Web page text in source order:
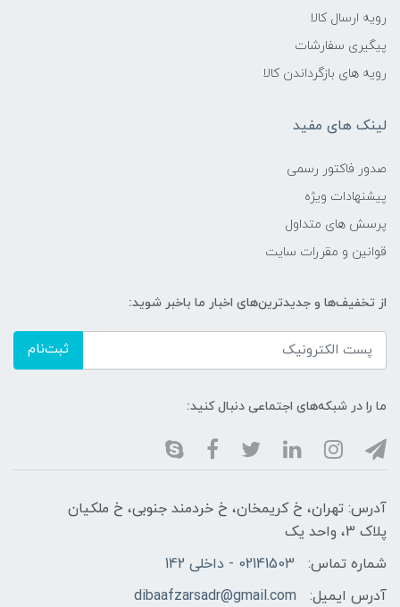
رویه ارسال کالا
پیگیری سفارشات
رویه های بازگرداندن کالا
لینک های مفید
صدور فاکتور رسمی
پیشنهادات ویژه
پرسش های متداول
قوانین و مقررات سایت
از تخفیف‌ها و جدیدترین‌های اخبار ما باخبر شوید:
ثبت‌نام
ما را در شبکه‌های اجتماعی دنبال کنید:
آدرس: تهران، خ کریمخان، خ خردمند جنوبی، خ ملکیان
پلاک 3، واحد یک
شماره تماس:
02141503 - داخلی 142
آدرس ایمیل:
dibaafzarsadr@gmail.com